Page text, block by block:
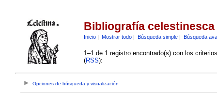
Bibliografía celestinesca
Inicio| Mostrar todo| Búsqueda simple| Búsqueda
1–1 de 1 registro encontrado(s) con los
(RSS):
Opciones de búsqueda y visualización